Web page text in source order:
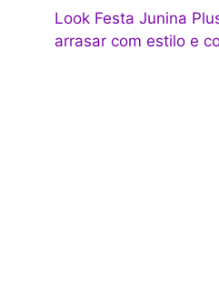
Look Festa Junina
arrasar com estilo e